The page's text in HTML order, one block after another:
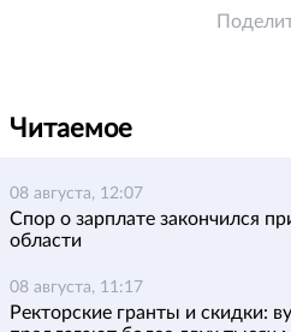
Читаемое
08 августа, 12:07
Спор о зарплате закончился
области
08 августа, 11:17
Ректорские гранты и скидки: